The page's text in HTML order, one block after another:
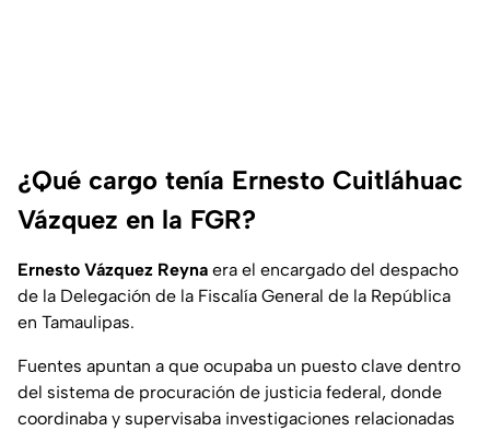
¿Qué cargo tenía Ernesto Cuitláhuac
Vázquez en la FGR?
Ernesto Vázquez Reyna era el encargado del despacho
de la Delegación de la Fiscalía General de la República
en Tamaulipas.
Fuentes apuntan a que ocupaba un puesto clave dentro
del sistema de procuración de justicia federal, donde
coordinaba y supervisaba investigaciones relacionadas